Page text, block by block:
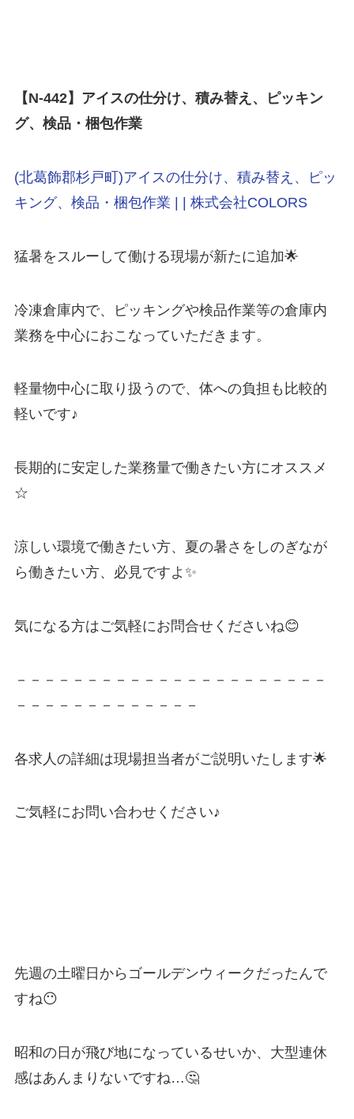
【N-442】アイスの仕分け、積み替え、ピッキン
グ、検品・梱包作業
(北葛飾郡杉戸町)アイスの仕分け、積み替え、ピッ
キング、検品・梱包作業 | | 株式会社COLORS
猛暑をスルーして働ける現場が新たに追加🌟
冷凍倉庫内で、ピッキングや検品作業等の倉庫内
業務を中心におこなっていただきます。
軽量物中心に取り扱うので、体への負担も比較的
軽いです♪
長期的に安定した業務量で働きたい方にオススメ
☆
涼しい環境で働きたい方、夏の暑さをしのぎなが
ら働きたい方、必見ですよ✨
気になる方はご気軽にお問合せくださいね😊
－－－－－－－－－－－－－－－－－－－－－－
－－－－－－－－－－－－－
各求人の詳細は現場担当者がご説明いたします🌟
ご気軽にお問い合わせください♪
先週の土曜日からゴールデンウィークだったんで
すね😶
昭和の日が飛び地になっているせいか、大型連休
感はあんまりないですね…🤔